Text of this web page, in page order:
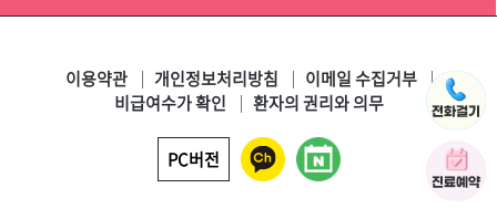
이용약관 개인정보처리방침
이메일 수집거부
비급여수가 확인
환자의 권리와 의무
PC버전